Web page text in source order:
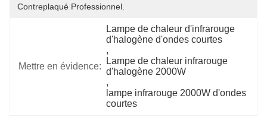
Contreplaqué Professionnel.
Mettre en évidence:
Lampe de chaleur d'infrarouge
d'halogène d'ondes courtes
,
Lampe de chaleur infrarouge
d'halogène 2000W
,
lampe infrarouge 2000W d'ondes
courtes